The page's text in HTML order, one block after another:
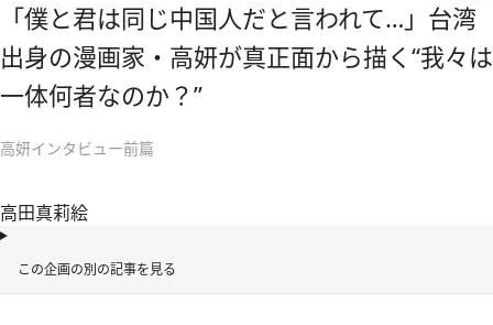
「僕と君は同じ中国人だと言われて…」台湾
出身の漫画家・高妍が真正面から描く“我々は
一体何者なのか？”
高妍インタビュー前篇
高田真莉絵
この企画の別の記事を見る